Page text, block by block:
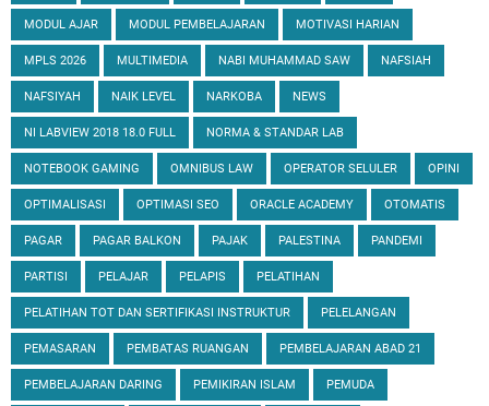
MODUL AJAR MODUL PEMBELAJARAN MOTIVASI HARIAN
MPLS 2026 MULTIMEDIA NABI MUHAMMAD SAW NAFSIAH
NAFSIYAH NAIK LEVEL NARKOBA NEWS
NI LABVIEW 2018 18.0 FULL NORMA & STANDAR LAB
NOTEBOOK GAMING OMNIBUS LAW OPERATOR SELULER OPINI
OPTIMALISASI OPTIMASI SEO ORACLE ACADEMY OTOMATIS
PAGAR PAGAR BALKON PAJAK PALESTINA PANDEMI
PARTISI PELAJAR PELAPIS PELATIHAN
PELATIHAN TOT DAN SERTIFIKASI INSTRUKTUR PELELANGAN
PEMASARAN PEMBATAS RUANGAN PEMBELAJARAN ABAD 21
PEMBELAJARAN DARING PEMIKIRAN ISLAM PEMUDA